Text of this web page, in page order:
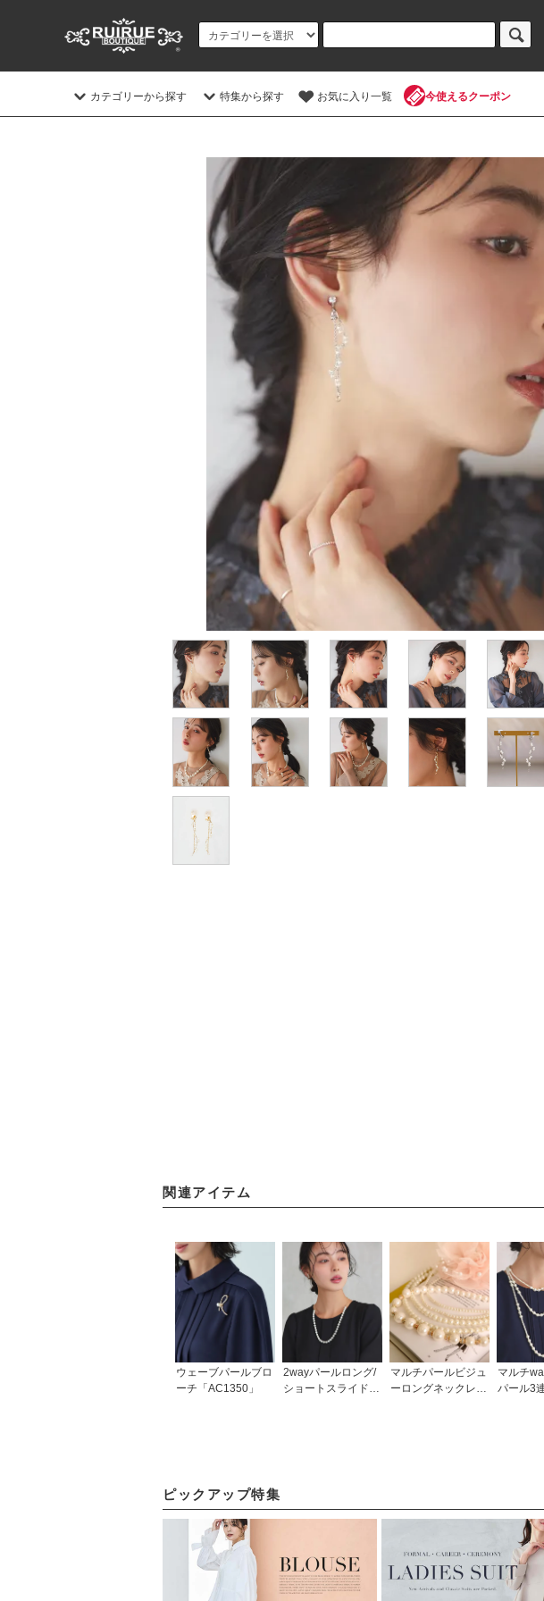
カテゴリーから探す 特集から探す お気に入り一覧 今使えるクーポン
関連アイテム
ウェーブパールブロ
ーチ「AC1350」
2wayパールロング/
ショートスライドボ
マルチパールビジュ
ーロングネックレス
マルチ
パール3
ピックアップ特集